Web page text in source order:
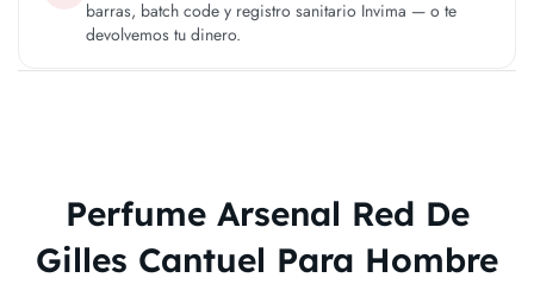
barras, batch code y registro sanitario Invima — o te
devolvemos tu dinero.
Perfume Arsenal Red De
Gilles Cantuel Para Hombre